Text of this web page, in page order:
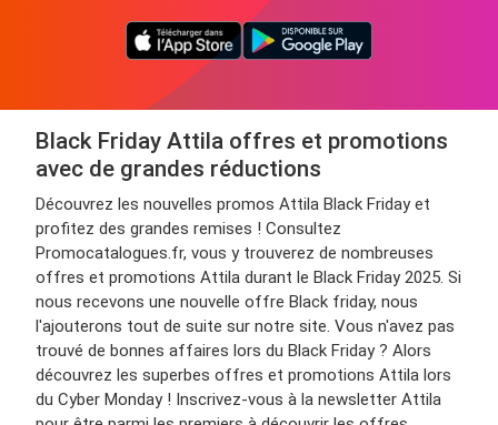
Black Friday Attila offres et promotions
avec de grandes réductions
Découvrez les nouvelles promos Attila Black Friday et
profitez des grandes remises ! Consultez
Promocatalogues.fr, vous y trouverez de nombreuses
offres et promotions Attila durant le Black Friday 2025. Si
nous recevons une nouvelle offre Black friday, nous
l'ajouterons tout de suite sur notre site. Vous n'avez pas
trouvé de bonnes affaires lors du Black Friday ? Alors
découvrez les superbes offres et promotions Attila lors
du Cyber Monday ! Inscrivez-vous à la newsletter Attila